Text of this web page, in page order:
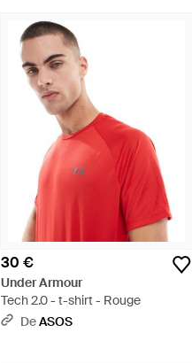
30 €
Under Armour
Tech 2.0 - t-shirt - Rouge
DeASOS